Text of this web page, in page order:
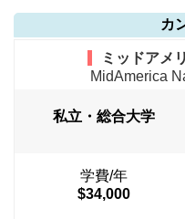
カ
ミッドアメ
MidAmerica
私立・総合大学
学費/年
$34,000